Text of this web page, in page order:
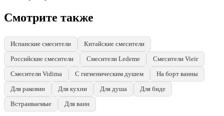
Смотрите также
Испанские смесители
Китайские смесители
Российские смесители
Смесители Ledeme
Смесители Vieir
Смесители Vidima
С гигиеническим душем
На борт ванны
Для раковин
Для кухни Для душа
Для биде
Встраиваемые
Для ванн